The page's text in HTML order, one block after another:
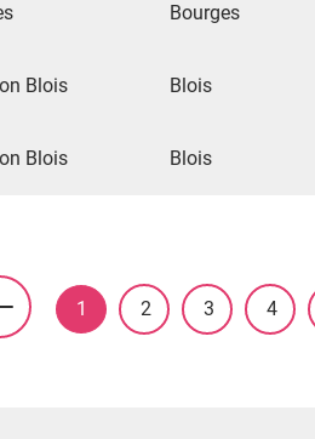
Bourges
Blois Blois
Blois Blois
1 2 3 4